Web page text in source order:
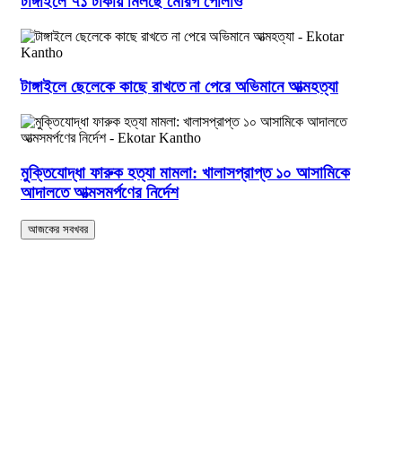
টাঙ্গাইলে ছেলেকে কাছে রাখতে না পেরে অভিমানে আত্মহত্যা
মুক্তিযোদ্ধা ফারুক হত্যা মামলা: খালাসপ্রাপ্ত ১০ আসামিকে
আদালতে আত্মসমর্পণের নির্দেশ